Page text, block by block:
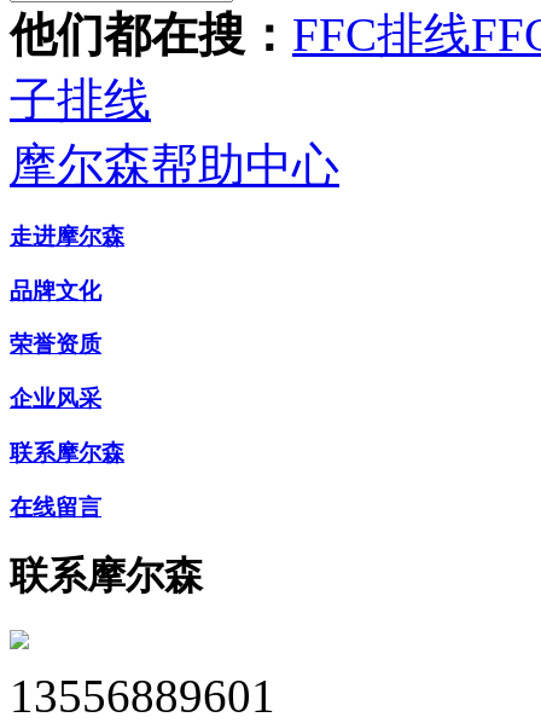
他们都在搜： FFC排线
子排线
摩尔森帮助中心
走进摩尔森
品牌文化
荣誉资质
企业风采
联系摩尔森
在线留言
联系摩尔森
13556889601